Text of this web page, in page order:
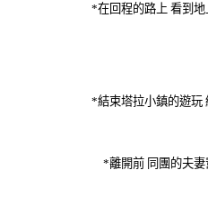
*在回程的路上 看到
*結束塔拉小鎮的遊玩
*離開前 同團的夫